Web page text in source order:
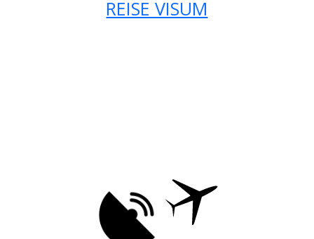
REISE VISUM